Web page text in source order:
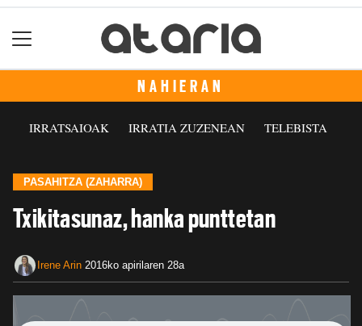
NAHIERAN
IRRATSAIOAK IRRATIA ZUZENEAN TELEBISTA
PASAHITZA (ZAHARRA)
Txikitasunaz, hanka punttetan
Irene Arin 2016ko apirilaren 28a